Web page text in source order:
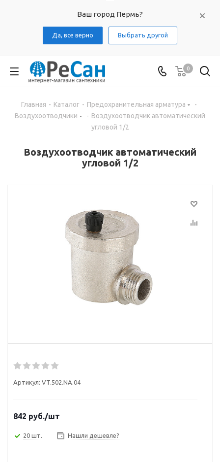
Ваш город Пермь?
Да, все верно Выбрать другой
0
Главная - Каталог - Предохранительная арматура
-
Воздухоотводчики
- Воздухоотводчик автоматический
угловой 1/2
Воздухоотводчик автоматический
угловой 1/2
Артикул: VT.502.NA.04
842 руб./шт
20 шт. Нашли дешевле?